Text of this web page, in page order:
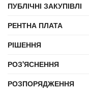
ПУБЛІЧНІ ЗАКУПІВЛІ
РЕНТНА ПЛАТА
РІШЕННЯ
РОЗ'ЯСНЕННЯ
РОЗПОРЯДЖЕННЯ